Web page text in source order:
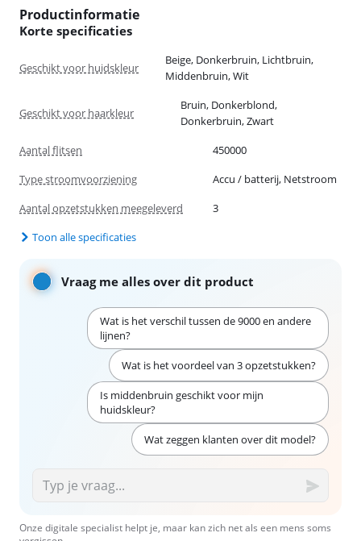
Productinformatie
Korte specificaties
Geschikt voor huidskleur
Beige, Donkerbruin, Lichtbruin,
Middenbruin, Wit
Geschikt voor haarkleur
Bruin, Donkerblond,
Donkerbruin, Zwart
Aantal flitsen
450000
Type stroomvoorziening
Accu / batterij, Netstroom
Aantal opzetstukken meegeleverd
3
Toon alle specificaties
Vraag me alles over dit product
Wat is het verschil tussen de 9000 en andere
lijnen?
Wat is het voordeel van 3 opzetstukken?
Is middenbruin geschikt voor mijn
huidskleur?
Wat zeggen klanten over dit model?
Onze digitale specialist helpt je, maar kan zich net als een mens soms